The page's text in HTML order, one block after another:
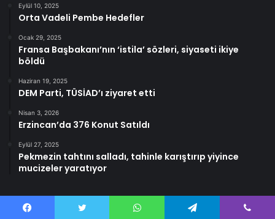
Eylül 10, 2025
Orta Vadeli Pembe Hedefler
Ocak 29, 2025
Fransa Başbakanı’nın ‘istila’ sözleri, siyaseti ikiye
böldü
Haziran 19, 2025
DEM Parti, TÜSİAD’ı ziyaret etti
Nisan 3, 2026
Erzincan’da 376 Konut Satıldı
Eylül 27, 2025
Pekmezin tahtını salladı, tahinle karıştırıp yiyince
mucizeler yaratıyor